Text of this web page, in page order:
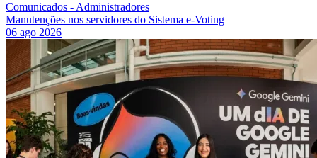
Comunicados - Administradores
Manutenções nos servidores do Sistema e-Voting
06 ago 2026